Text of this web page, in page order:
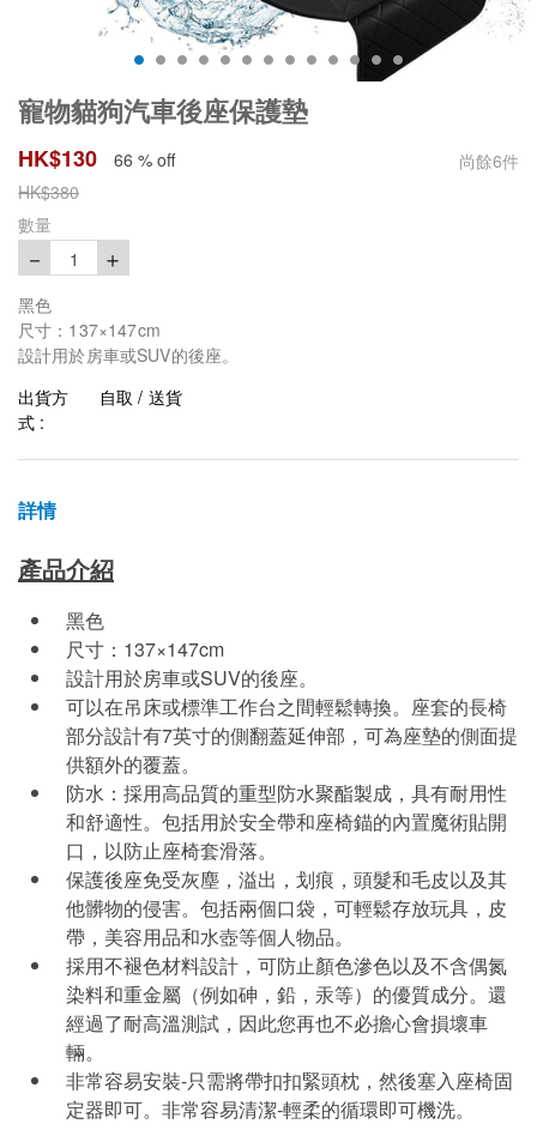
寵物貓狗汽車後座保護墊
HK$130 66 % off 尚餘6件
HK$380
數量
－ 1 ＋
黑色
尺寸：137×147cm
設計用於房車或SUV的後座。
出貨方
式 :
自取 / 送貨
詳情
產品介紹
黑色
尺寸：137×147cm
設計用於房車或SUV的後座。
可以在吊床或標準工作台之間輕鬆轉換。座套的長椅
部分設計有7英寸的側翻蓋延伸部，可為座墊的側面提
供額外的覆蓋。
防水：採用高品質的重型防水聚酯製成，具有耐用性
和舒適性。包括用於安全帶和座椅錨的內置魔術貼開
口，以防止座椅套滑落。
保護後座免受灰塵，溢出，划痕，頭髮和毛皮以及其
他髒物的侵害。包括兩個口袋，可輕鬆存放玩具，皮
帶，美容用品和水壺等個人物品。
採用不褪色材料設計，可防止顏色滲色以及不含偶氮
染料和重金屬（例如砷，鉛，汞等）的優質成分。還
經過了耐高溫測試，因此您再也不必擔心會損壞車
輛。
非常容易安裝-只需將帶扣扣緊頭枕，然後塞入座椅固
定器即可。非常容易清潔-輕柔的循環即可機洗。